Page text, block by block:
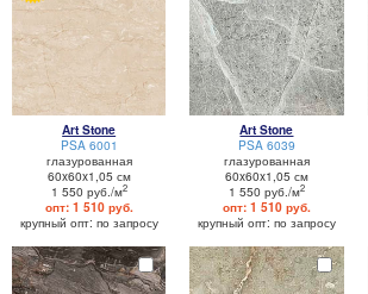
Art Stone
PSA 6001
глазурованная
60x60x1,05 см
1 550 руб./м2
опт: 1 510 руб.
крупный опт: по запросу
Art Stone
PSA 6039
глазурованная
60x60x1,05 см
1 550 руб./м2
опт: 1 510 руб.
крупный опт: по запросу